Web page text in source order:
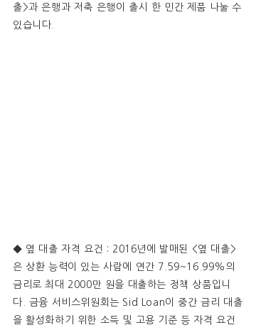
출>과 은행과 저축 은행이 출시 한 민간 제품 나눌 수
있습니다.
◆ 옆 대출 자격 요건 : 2016년에 발매된 <옆 대출>
은 상환 능력이 있는 사람에 연간 7.59~16.99%의
금리로 최대 2000만 원을 대출하는 정책 상품입니
다. 금융 서비스위원회는 Sid Loan이 중간 금리 대출
을 활성화하기 위한 소득 및 고용 기준 등 자격 요건